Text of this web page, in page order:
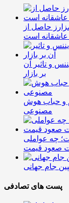
دلار رمزارز حاصل از
عاشقانه است
و تاثیر آن
بر بازار
و حباب هوش
مصنوعی
چه عواملی
پست های تصادفی